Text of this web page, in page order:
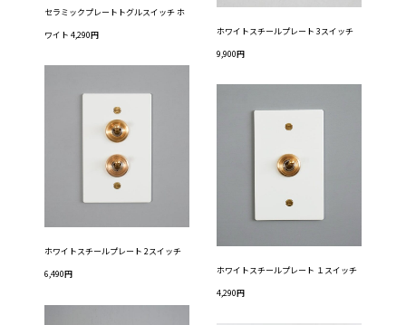
セラミックプレートトグルスイッチ ホ
ワイト 4,290円
ホワイトスチールプレート 3スイッチ
9,900円
ホワイトスチールプレート 2スイッチ
6,490円
ホワイトスチールプレート １スイッチ
4,290円